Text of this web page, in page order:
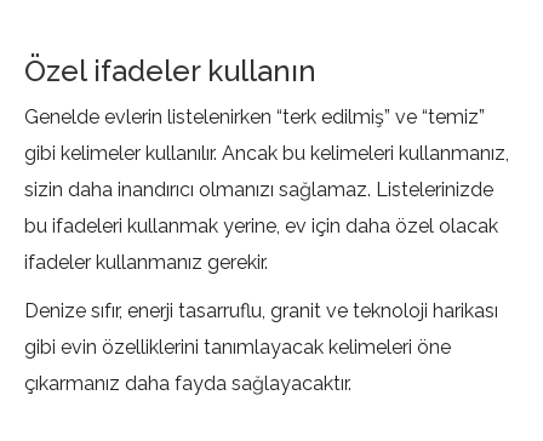
Özel ifadeler kullanın
Genelde evlerin listelenirken “terk edilmiş” ve “temiz”
gibi kelimeler kullanılır. Ancak bu kelimeleri kullanmanız,
sizin daha inandırıcı olmanızı sağlamaz. Listelerinizde
bu ifadeleri kullanmak yerine, ev için daha özel olacak
ifadeler kullanmanız gerekir.
Denize sıfır, enerji tasarruflu, granit ve teknoloji harikası
gibi evin özelliklerini tanımlayacak kelimeleri öne
çıkarmanız daha fayda sağlayacaktır.